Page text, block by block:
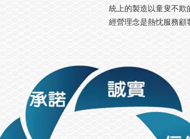
統上的製造以童叟不欺
經營理念是熱忱服務顧